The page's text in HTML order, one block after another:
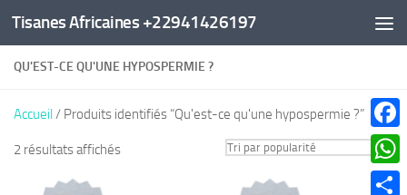
Au dessous du contenu
Tisanes Africaines +22941426197
QU'EST-CE QU'UNE HYPOSPERMIE ?
Accueil/ Produits identifiés “Qu'est-ce qu'une hypospermie ?”
2 résultats affichésTrié